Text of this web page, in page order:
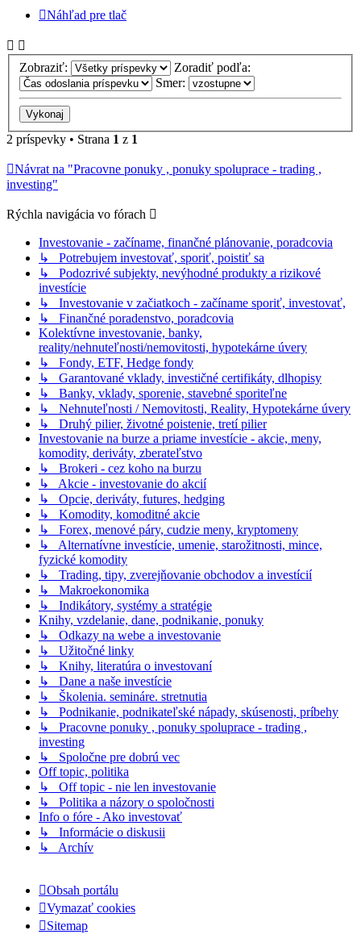
Náhľad pre tlač
Zobraziť:
Zoradiť podľa:
Smer:
2 príspevky • Strana 1 z 1
Návrat na "Pracovne ponuky , ponuky spoluprace - trading ,
investing"
Rýchla navigácia vo fórach
Investovanie - začíname, finančné plánovanie, poradcovia
↳ Potrebujem investovať, sporiť, poistiť sa
↳ Podozrivé subjekty, nevýhodné produkty a rizikové
investície
↳ Investovanie v začiatkoch - začíname sporiť, investovať,
↳ Finančné poradenstvo, poradcovia
Kolektívne investovanie, banky,
reality/nehnuteľnosti/nemovitosti, hypotekárne úvery
↳ Fondy, ETF, Hedge fondy
↳ Garantované vklady, investičné certifikáty, dlhopisy
↳ Banky, vklady, sporenie, stavebné sporiteľne
↳ Nehnuteľnosti / Nemovitosti, Reality, Hypotekárne úvery
↳ Druhý pilier, životné poistenie, tretí pilier
Investovanie na burze a priame investície - akcie, meny,
komodity, deriváty, zberateľstvo
↳ Brokeri - cez koho na burzu
↳ Akcie - investovanie do akcií
↳ Opcie, deriváty, futures, hedging
↳ Komodity, komoditné akcie
↳ Forex, menové páry, cudzie meny, kryptomeny
↳ Alternatívne investície, umenie, starožitnosti, mince,
fyzické komodity
↳ Trading, tipy, zverejňovanie obchodov a investícií
↳ Makroekonomika
↳ Indikátory, systémy a stratégie
Knihy, vzdelanie, dane, podnikanie, ponuky
↳ Odkazy na webe a investovanie
↳ Užitočné linky
↳ Knihy, literatúra o investovaní
↳ Dane a naše investície
↳ Školenia. semináre. stretnutia
↳ Podnikanie, podnikateľské nápady, skúsenosti, príbehy
↳ Pracovne ponuky , ponuky spoluprace - trading ,
investing
↳ Spoločne pre dobrú vec
Off topic, politika
↳ Off topic - nie len investovanie
↳ Politika a názory o spoločnosti
Info o fóre - Ako investovať
↳ Informácie o diskusii
↳ Archív
Obsah portálu
Vymazať cookies
Sitemap